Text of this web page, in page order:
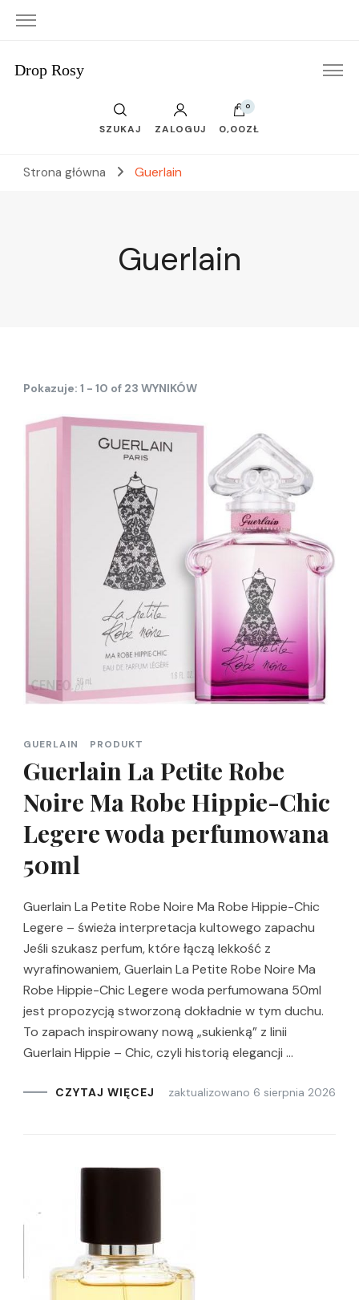
Drop Rosy
SZUKAJ ZALOGUJ
0
0,00ZŁ
Strona główna Guerlain
Guerlain
Pokazuje: 1 - 10 of 23 WYNIKÓW
GUERLAIN PRODUKT
Guerlain La Petite Robe
Noire Ma Robe Hippie-Chic
Legere woda perfumowana
50ml
Guerlain La Petite Robe Noire Ma Robe Hippie-Chic
Legere – świeża interpretacja kultowego zapachu
Jeśli szukasz perfum, które łączą lekkość z
wyrafinowaniem, Guerlain La Petite Robe Noire Ma
Robe Hippie-Chic Legere woda perfumowana 50ml
jest propozycją stworzoną dokładnie w tym duchu.
To zapach inspirowany nową „sukienką” z linii
Guerlain Hippie – Chic, czyli historią elegancji …
CZYTAJ WIĘCEJ zaktualizowano 6 sierpnia 2026